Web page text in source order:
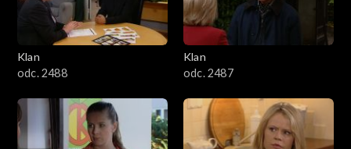
2401–2500
2301–2400
2201–2300
2101–2200
Klan
odc. 2488
Klan
odc. 2487